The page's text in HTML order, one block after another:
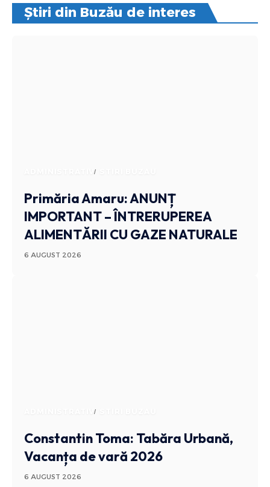
Știri din Buzău de interes
ADMINISTRATIV
Primăria Amaru: ANUNȚ
IMPORTANT – ÎNTRERUPEREA
ALIMENTĂRII CU GAZE NATURALE
6 AUGUST 2026
ADMINISTRATIV
Constantin Toma: Tabăra Urbană,
Vacanța de vară 2026
6 AUGUST 2026